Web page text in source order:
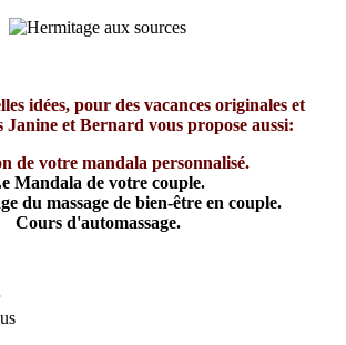
idées, pour des vacances originales et
Janine et Bernard vous propose aussi:
de votre mandala personnalisé.
Mandala de votre couple.
du massage de bien-être en couple.
Cours d'automassage.